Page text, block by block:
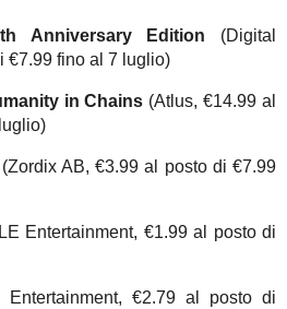
Anniversary Edition (Digital
€7.99 fino al 7 luglio)
in Chains (Atlus, €14.99 al
(Zordix AB, €3.99 al posto di €7.99
Entertainment, €1.99 al posto di
Entertainment, €2.79 al posto di